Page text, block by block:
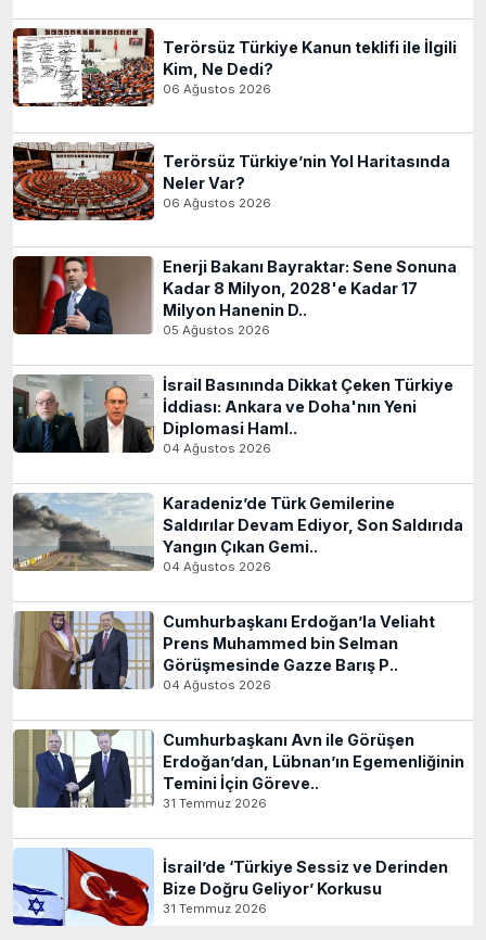
Terörsüz Türkiye Kanun teklifi ile İlgili
Kim, Ne Dedi?
06 Ağustos 2026
Terörsüz Türkiye’nin Yol Haritasında
Neler Var?
06 Ağustos 2026
Enerji Bakanı Bayraktar: Sene Sonuna
Kadar 8 Milyon, 2028'e Kadar 17
Milyon Hanenin D..
05 Ağustos 2026
İsrail Basınında Dikkat Çeken Türkiye
İddiası: Ankara ve Doha'nın Yeni
Diplomasi Haml..
04 Ağustos 2026
Karadeniz’de Türk Gemilerine
Saldırılar Devam Ediyor, Son Saldırıda
Yangın Çıkan Gemi..
04 Ağustos 2026
Cumhurbaşkanı Erdoğan’la Veliaht
Prens Muhammed bin Selman
Görüşmesinde Gazze Barış P..
04 Ağustos 2026
Cumhurbaşkanı Avn ile Görüşen
Erdoğan’dan, Lübnan’ın Egemenliğinin
Temini İçin Göreve..
31 Temmuz 2026
İsrail’de ‘Türkiye Sessiz ve Derinden
Bize Doğru Geliyor’ Korkusu
31 Temmuz 2026